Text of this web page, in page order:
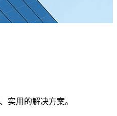
实用的解决方案。